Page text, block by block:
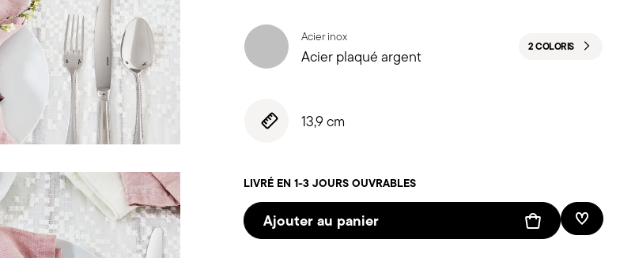
Acier inox
Acier plaqué argent 2 COLORIS
13,9 cm
LIVRÉ EN 1-3 JOURS OUVRABLES
Ajouter au panier Liste de